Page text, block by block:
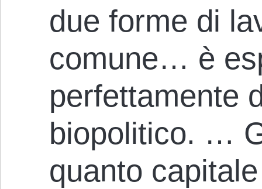
due forme di
comune… è
perfettamente
biopolitico. …
quanto